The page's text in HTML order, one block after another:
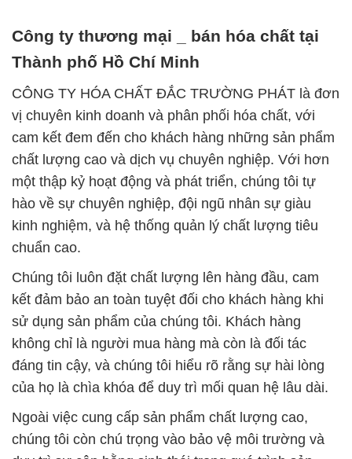
Công ty thương mại _ bán hóa chất tại
Thành phố Hồ Chí Minh
CÔNG TY HÓA CHẤT ĐẮC TRƯỜNG PHÁT là đơn
vị chuyên kinh doanh và phân phối hóa chất, với
cam kết đem đến cho khách hàng những sản phẩm
chất lượng cao và dịch vụ chuyên nghiệp. Với hơn
một thập kỷ hoạt động và phát triển, chúng tôi tự
hào về sự chuyên nghiệp, đội ngũ nhân sự giàu
kinh nghiệm, và hệ thống quản lý chất lượng tiêu
chuẩn cao.
Chúng tôi luôn đặt chất lượng lên hàng đầu, cam
kết đảm bảo an toàn tuyệt đối cho khách hàng khi
sử dụng sản phẩm của chúng tôi. Khách hàng
không chỉ là người mua hàng mà còn là đối tác
đáng tin cậy, và chúng tôi hiểu rõ rằng sự hài lòng
của họ là chìa khóa để duy trì mối quan hệ lâu dài.
Ngoài việc cung cấp sản phẩm chất lượng cao,
chúng tôi còn chú trọng vào bảo vệ môi trường và